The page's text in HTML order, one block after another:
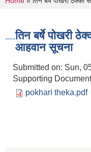
तिन बर्षे पोखरी
आहवान सूचना
Submitted on: Sun,
Supporting
pokhari theka.pdf